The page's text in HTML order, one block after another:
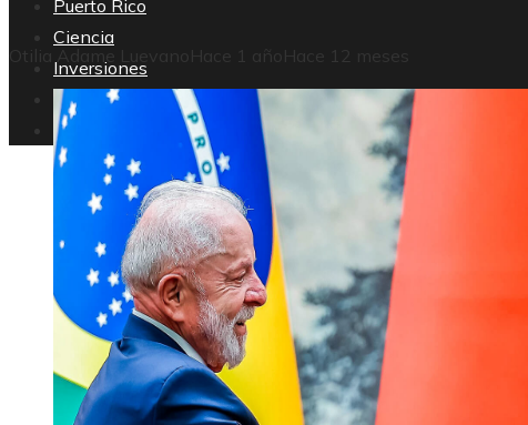
Puerto Rico
Ciencia
Inversiones
Cultura y ocio
Responsabilidad social
Otilia Adame Luevano Hace 1 año Hace 12 meses